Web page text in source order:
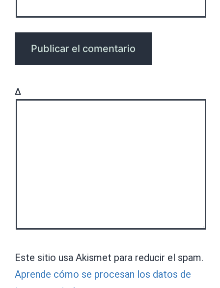
Δ
Este sitio usa Akismet para reducir el spam.
Aprende cómo se procesan los datos de